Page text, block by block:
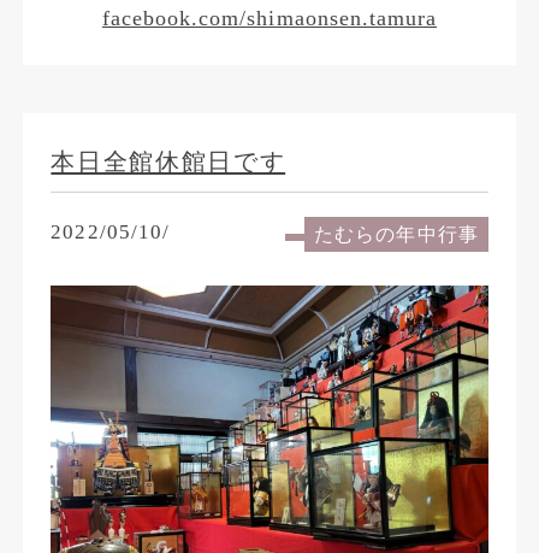
facebook.com/shimaonsen.tamura
本日全館休館日です
2022/05/10/ たむらの年中行事